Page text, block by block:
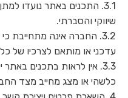
3.1. התכנים באתר נועדו
שיווקי והסברתי.
3.2. החברה אינה מתחייבת
עדכני או מותאם לצרכיו של
3.3. אין לראות בתכנים
כלשהי או מצג מחייב מצד